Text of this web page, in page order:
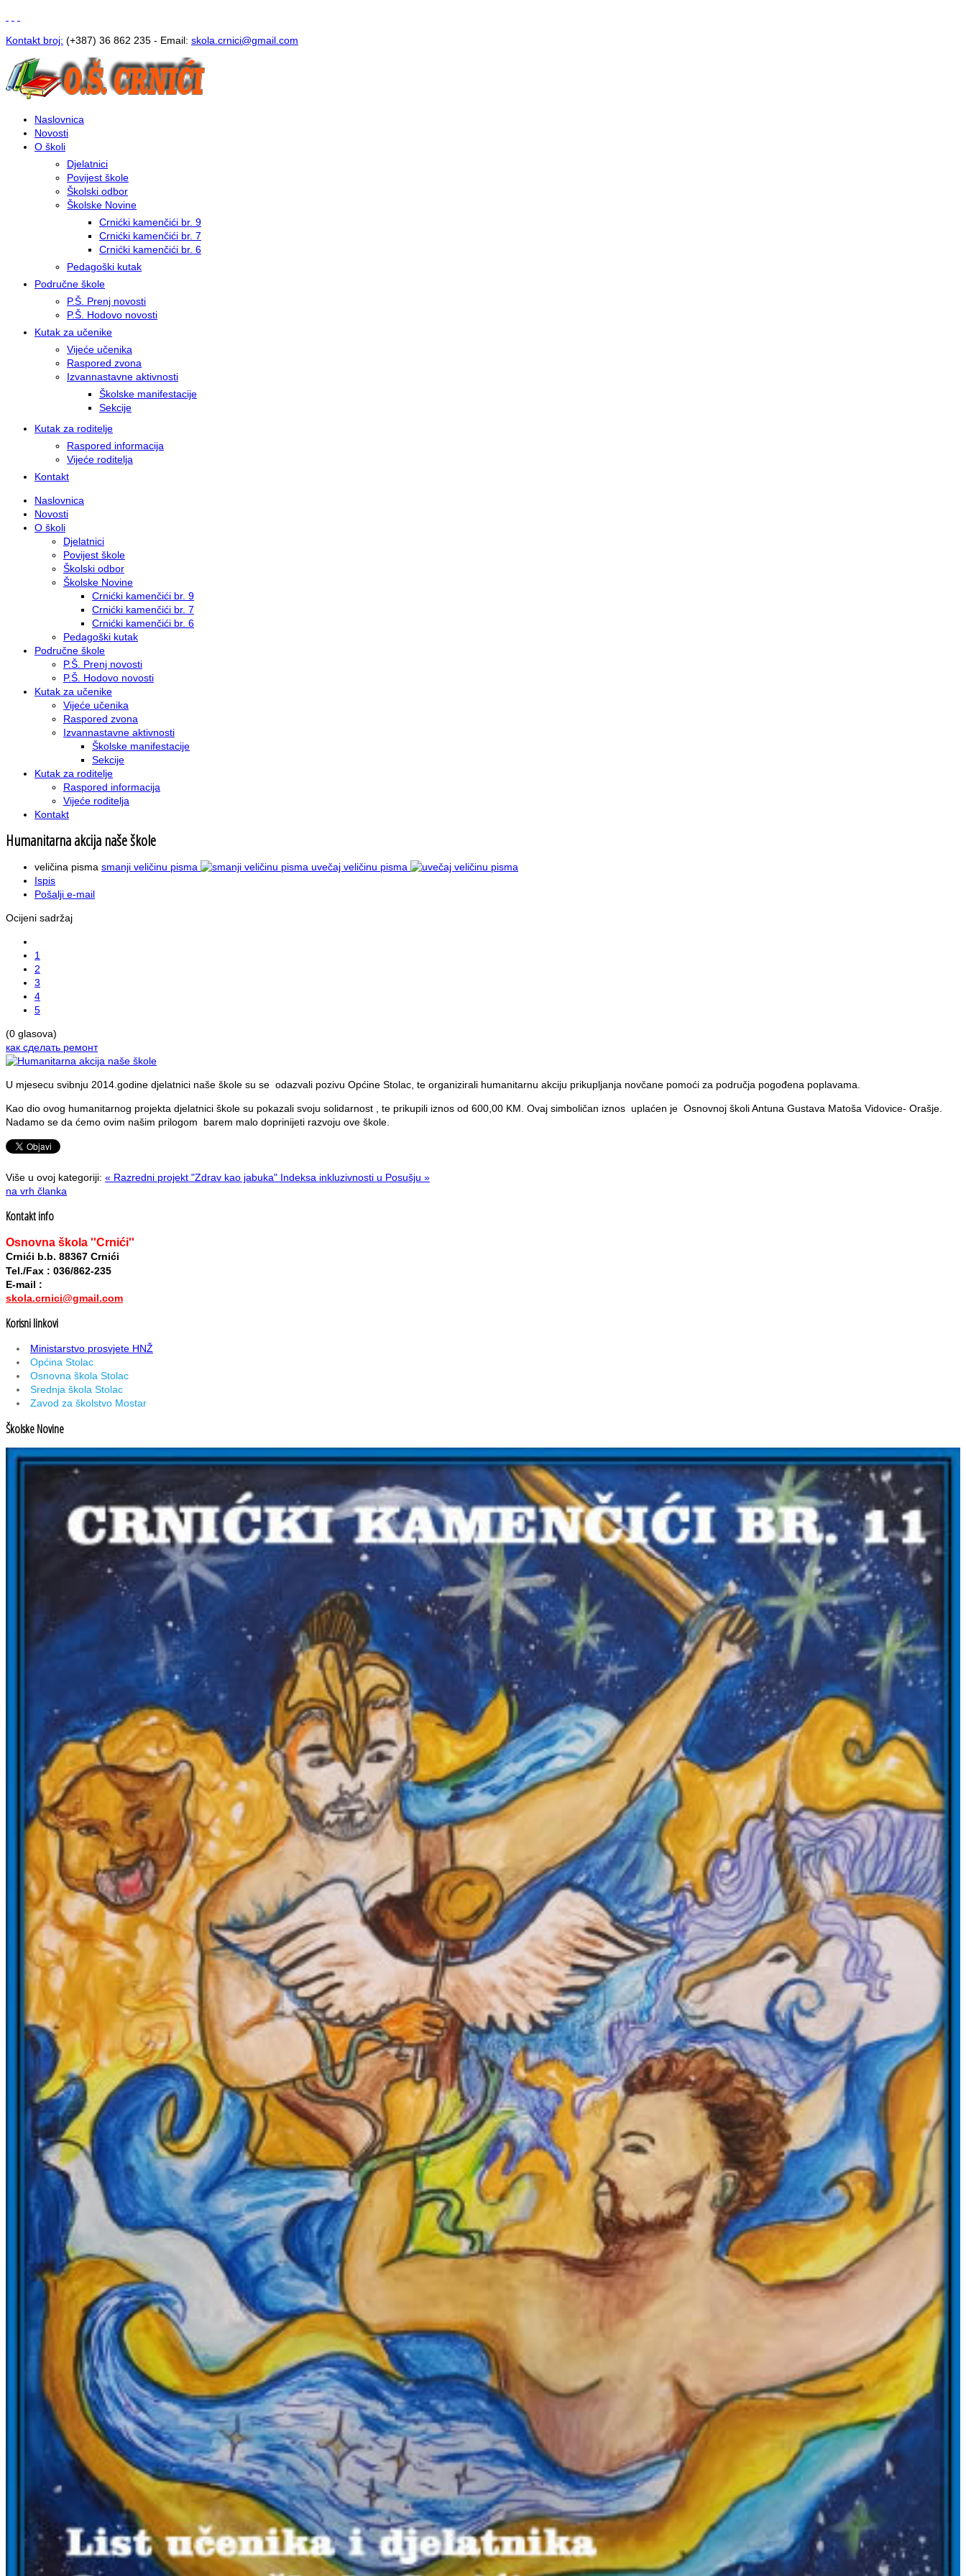
Kontakt broj: (+387) 36 862 235 - Email: skola.crnici@gmail.com
Naslovnica
Novosti
O školi
Djelatnici
Povijest škole
Školski odbor
Školske Novine
Crnićki kamenčići br. 9
Crnićki kamenčići br. 7
Crnićki kamenčići br. 6
Pedagoški kutak
Područne škole
P.Š. Prenj novosti
P.Š. Hodovo novosti
Kutak za učenike
Vijeće učenika
Raspored zvona
Izvannastavne aktivnosti
Školske manifestacije
Sekcije
Kutak za roditelje
Raspored informacija
Vijeće roditelja
Kontakt
Naslovnica
Novosti
O školi
Djelatnici
Povijest škole
Školski odbor
Školske Novine
Crnićki kamenčići br. 9
Crnićki kamenčići br. 7
Crnićki kamenčići br. 6
Pedagoški kutak
Područne škole
P.Š. Prenj novosti
P.Š. Hodovo novosti
Kutak za učenike
Vijeće učenika
Raspored zvona
Izvannastavne aktivnosti
Školske manifestacije
Sekcije
Kutak za roditelje
Raspored informacija
Vijeće roditelja
Kontakt
Humanitarna akcija naše škole
veličina pisma smanji veličinu pisma
uvečaj veličinu pisma
Ispis
Pošalji e-mail
Ocijeni sadržaj
1
2
3
4
5
(0 glasova)
как сделать ремонт
U mjesecu svibnju 2014.godine djelatnici naše škole su se odazvali pozivu Općine Stolac, te organizirali humanitarnu akciju prikupljanja novčane pomoći za područja pogođena poplavama.
Kao dio ovog humanitarnog projekta djelatnici škole su pokazali svoju solidarnost , te prikupili iznos od 600,00 KM. Ovaj simboličan iznos uplaćen je Osnovnoj školi Antuna Gustava Matoša Vidovice- Orašje.
Nadamo se da ćemo ovim našim prilogom barem malo doprinijeti razvoju ove škole.
Više u ovoj kategoriji: « Razredni projekt "Zdrav kao jabuka" Indeksa inkluzivnosti u Posušju »
na vrh članka
Kontakt info
Osnovna škola ''Crnići''
Crnići b.b. 88367 Crnići
Tel./Fax : 036/862-235
E-mail :
skola.crnici@gmail.com
Korisni linkovi
Ministarstvo prosvjete HNŽ
Općina Stolac
Osnovna škola Stolac
Srednja škola Stolac
Zavod za školstvo Mostar
Školske Novine